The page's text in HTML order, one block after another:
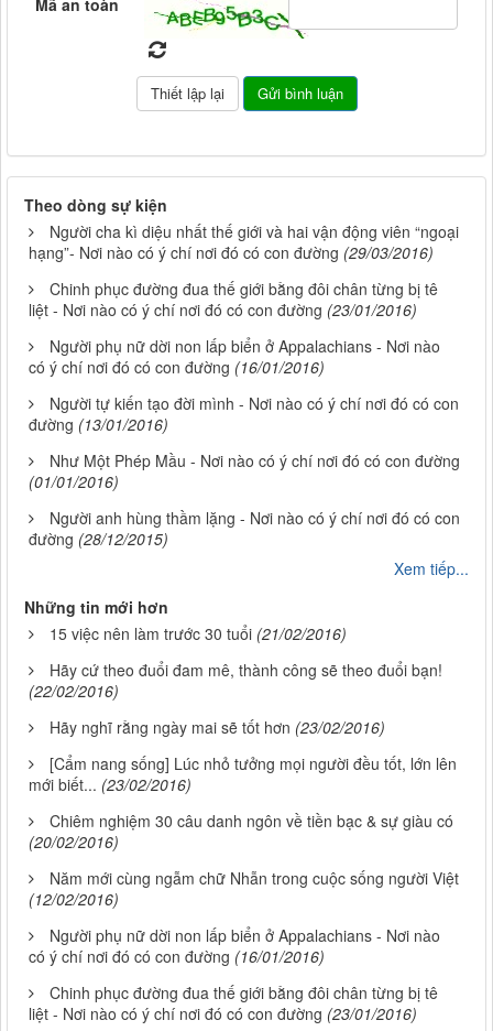
Theo dòng sự kiện
Người cha kì diệu nhất thế giới và hai vận động viên “ngoại
hạng”- Nơi nào có ý chí nơi đó có con đường (29/03/2016)
Chinh phục đường đua thế giới bằng đôi chân từng bị tê
liệt - Nơi nào có ý chí nơi đó có con đường (23/01/2016)
Người phụ nữ dời non lấp biển ở Appalachians - Nơi nào
có ý chí nơi đó có con đường (16/01/2016)
Người tự kiến tạo đời mình - Nơi nào có ý chí nơi đó có con
đường (13/01/2016)
Như Một Phép Mầu - Nơi nào có ý chí nơi đó có con đường
(01/01/2016)
Người anh hùng thầm lặng - Nơi nào có ý chí nơi đó có con
đường (28/12/2015)
Xem tiếp...
Những tin mới hơn
15 việc nên làm trước 30 tuổi (21/02/2016)
Hãy cứ theo đuổi đam mê, thành công sẽ theo đuổi bạn!
(22/02/2016)
Hãy nghĩ rằng ngày mai sẽ tốt hơn (23/02/2016)
[Cẩm nang sống] Lúc nhỏ tưởng mọi người đều tốt, lớn lên
mới biết... (23/02/2016)
Chiêm nghiệm 30 câu danh ngôn về tiền bạc & sự giàu có
(20/02/2016)
Năm mới cùng ngẫm chữ Nhẫn trong cuộc sống người Việt
(12/02/2016)
Người phụ nữ dời non lấp biển ở Appalachians - Nơi nào
có ý chí nơi đó có con đường (16/01/2016)
Chinh phục đường đua thế giới bằng đôi chân từng bị tê
liệt - Nơi nào có ý chí nơi đó có con đường (23/01/2016)